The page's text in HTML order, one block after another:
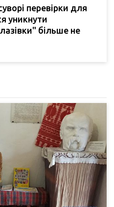
перевірки для
уникнути
більше не